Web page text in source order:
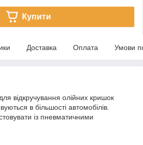
Купити
Доставка Оплата Умови
для відкручування олійних кришок
в більшості автомобілів.
із пневматичними